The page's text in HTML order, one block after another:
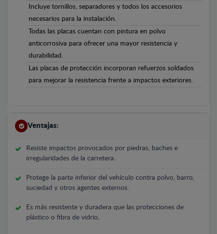
Incluye tornillos, separadores y todos los accesorios
necesarios para la instalación.
Todas las placas cuentan con pintura en polvo
anticorrosiva para ofrecer una mayor resistencia y
durabilidad.
Las placas de protección incorporan refuerzos soldados
para mejorar la resistencia frente a impactos exteriores.
Ventajas:
Resiste impactos provocados por piedras, baches e
irregularidades de la carretera.
Protege la parte inferior del vehículo contra polvo, barro,
suciedad y otros agentes externos.
Es más resistente y duradera que las protecciones de
plástico o fibra de vidrio.